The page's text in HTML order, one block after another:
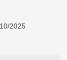
2025